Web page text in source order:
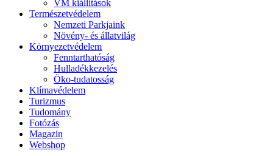
VM kiállítások
Természetvédelem
Nemzeti Parkjaink
Növény- és állatvilág
Környezetvédelem
Fenntarthatóság
Hulladékkezelés
Öko-tudatosság
Klímavédelem
Turizmus
Tudomány
Fotózás
Magazin
Webshop